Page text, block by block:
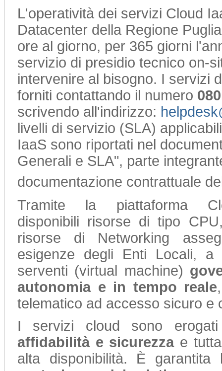
L'operatività dei servizi Cloud
Datacenter della Regione
ore al giorno, per 365 giorni
servizio di presidio tecnico on-
intervenire al bisogno. I servizi
forniti contattando il numero
scrivendo all'indirizzo:
livelli di servizio (SLA)
IaaS sono riportati nel
Generali e SLA", parte
documentazione contrattuale
Tramite la piattaforma
disponibili risorse di tipo
risorse di Networking
esigenze degli Enti Locali,
serventi (virtual machine)
autonomia e in tempo reale
telematico ad accesso sicuro e
I servizi cloud sono
affidabilità e sicurezzae tutta
alta disponibilità. È garantita